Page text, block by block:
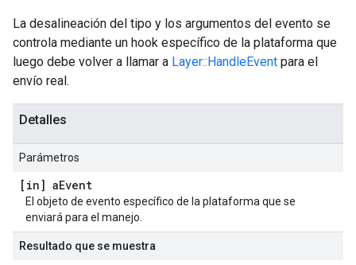
La desalineación del tipo y los argumentos del evento se
controla mediante un hook específico de la plataforma que
luego debe volver a llamar a Layer::HandleEvent para el
envío real.
Detalles
Parámetros
[in] aEvent
El objeto de evento específico de la plataforma que se
enviará para el manejo.
Resultado que se muestra